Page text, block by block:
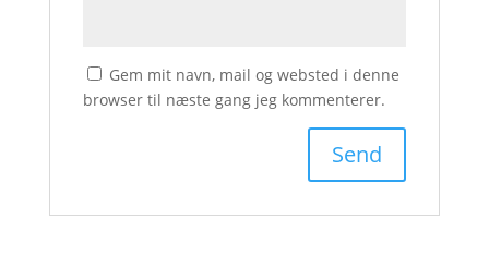
Gem mit navn, mail og websted i denne
browser til næste gang jeg kommenterer.